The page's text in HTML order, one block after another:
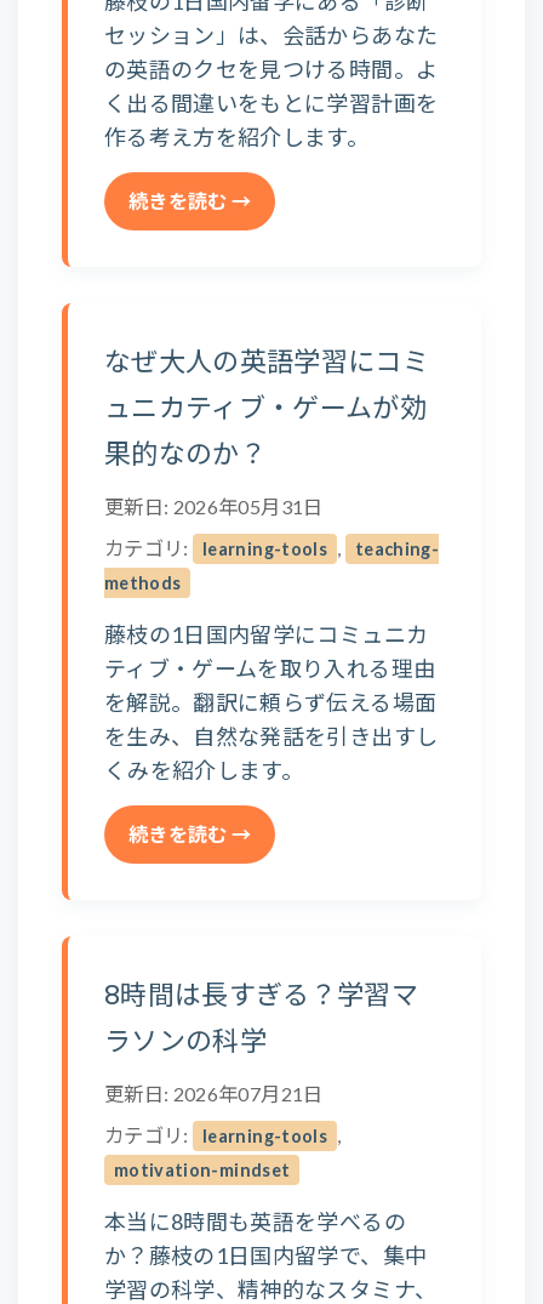
セッション」は、会話からあなた
の英語のクセを見つける時間。よ
く出る間違いをもとに学習計画を
作る考え方を紹介します。
続きを読む →
なぜ大人の英語学習にコミ
ュニカティブ・ゲームが効
果的なのか？
更新日: 2026年05月31日
カテゴリ:
learning-tools ,
teaching-
methods
藤枝の1日国内留学にコミュニカ
ティブ・ゲームを取り入れる理由
を解説。翻訳に頼らず伝える場面
を生み、自然な発話を引き出すし
くみを紹介します。
続きを読む →
8時間は長すぎる？学習マ
ラソンの科学
更新日: 2026年07月21日
カテゴリ:
learning-tools ,
motivation-mindset
本当に8時間も英語を学べるの
か？藤枝の1日国内留学で、集中
学習の科学、精神的なスタミナ、